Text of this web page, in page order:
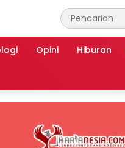
Opini Hiburan